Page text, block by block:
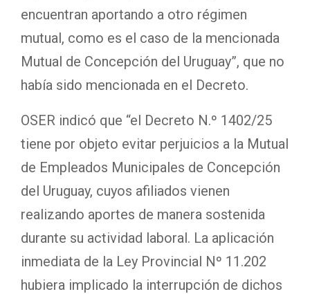
encuentran aportando a otro régimen
mutual, como es el caso de la mencionada
Mutual de Concepción del Uruguay”, que no
había sido mencionada en el Decreto.
OSER indicó que “el Decreto N.º 1402/25
tiene por objeto evitar perjuicios a la Mutual
de Empleados Municipales de Concepción
del Uruguay, cuyos afiliados vienen
realizando aportes de manera sostenida
durante su actividad laboral. La aplicación
inmediata de la Ley Provincial Nº 11.202
hubiera implicado la interrupción de dichos